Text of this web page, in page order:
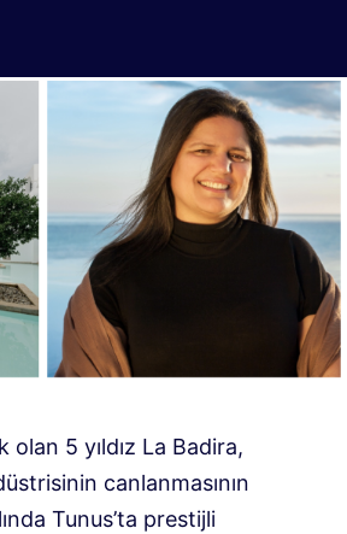
olan 5 yıldız La Badira,
canlanmasının
Tunus’ta prestijli